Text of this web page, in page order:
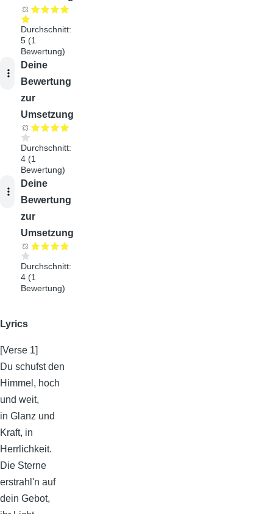
Durchschnitt:
5 (1
Bewertung)
Audiodatei
Deine
Bewertung
zur
Umsetzung
Durchschnitt:
4 (1
Bewertung)
Audiodatei
Deine
Bewertung
zur
Umsetzung
Durchschnitt:
4 (1
Bewertung)
Lyrics
[Verse 1]
Du schufst den
Himmel, hoch
und weit,
in Glanz und
Kraft, in
Herrlichkeit.
Die Sterne
erstrahl'n auf
dein Gebot,